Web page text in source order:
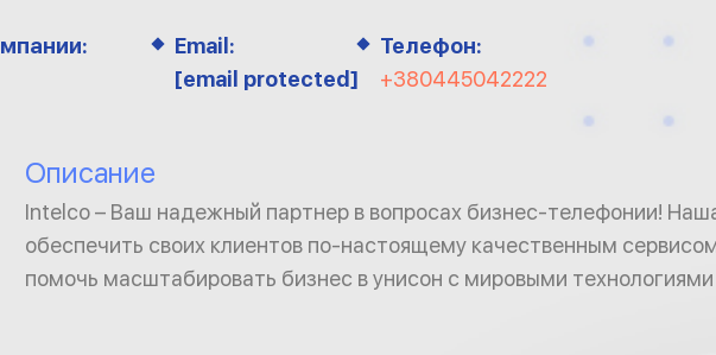
Email:
[email protected]
Телефон:
+380445042222
Описание
Intelco – Ваш надежный партнер в вопросах бизнес-телефонии!
обеспечить своих клиентов по-настоящему качественным
помочь масштабировать бизнес в унисон с мировыми технологиями